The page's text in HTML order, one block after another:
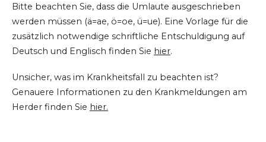
Bitte beachten Sie, dass die Umlaute ausgeschrieben
werden müssen (ä=ae, ö=oe, ü=ue). Eine Vorlage für die
zusätzlich notwendige schriftliche Entschuldigung auf
Deutsch und Englisch finden Sie hier.
Unsicher, was im Krankheitsfall zu beachten ist?
Genauere Informationen zu den Krankmeldungen am
Herder finden Sie hier.